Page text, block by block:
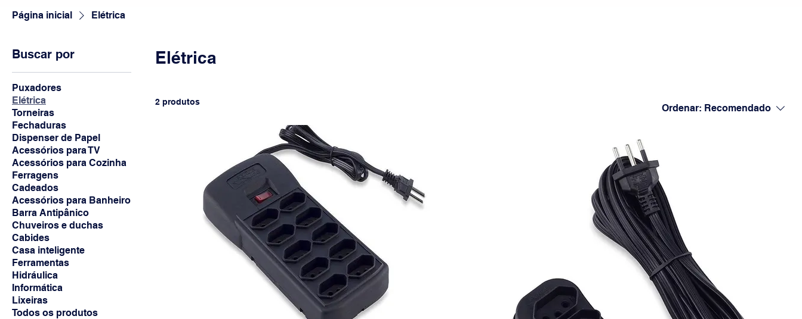
Página inicial Elétrica
Buscar por
Puxadores
Elétrica
Torneiras
Fechaduras
Dispenser de Papel
Acessórios para TV
Acessórios para Cozinha
Ferragens
Cadeados
Acessórios para Banheiro
Barra Antipânico
Chuveiros e duchas
Cabides
Casa inteligente
Ferramentas
Hidráulica
Informática
Lixeiras
Todos os produtos
Elétrica
2 produtos
Ordenar: Recomendado